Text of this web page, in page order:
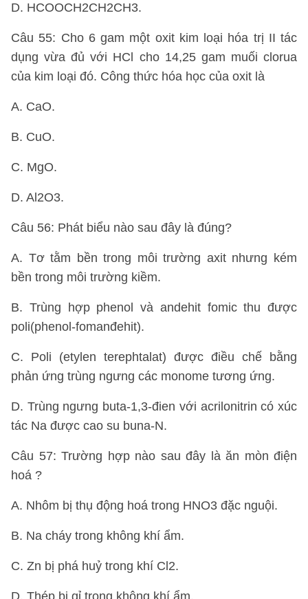
D. HCOOCH2CH2CH3.
Câu 55: Cho 6 gam một oxit kim loại hóa trị II tác
dụng vừa đủ với HCl cho 14,25 gam muối clorua
của kim loại đó. Công thức hóa học của oxit là
A. CaO.
B. CuO.
C. MgO.
D. Al2O3.
Câu 56: Phát biểu nào sau đây là đúng?
A. Tơ tằm bền trong môi trường axit nhưng kém
bền trong môi trường kiềm.
B. Trùng hợp phenol và andehit fomic thu được
poli(phenol-fomanđehit).
C. Poli (etylen terephtalat) được điều chế bằng
phản ứng trùng ngưng các monome tương ứng.
D. Trùng ngưng buta-1,3-đien với acrilonitrin có xúc
tác Na được cao su buna-N.
Câu 57: Trường hợp nào sau đây là ăn mòn điện
hoá ?
A. Nhôm bị thụ động hoá trong HNO3 đặc nguội.
B. Na cháy trong không khí ẩm.
C. Zn bị phá huỷ trong khí Cl2.
D. Thép bị gỉ trong không khí ẩm.